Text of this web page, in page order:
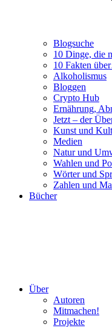
Blogsuche
10 Dinge, die
10 Fakten
Alkoholismus
Bloggen
Crypto Hub
Ernährung,
Jetzt – der
Kunst und
Medien
Natur und
Wahlen und
Wörter und
Zahlen und
Bücher
Über
Autoren
Mitmachen!
Projekte